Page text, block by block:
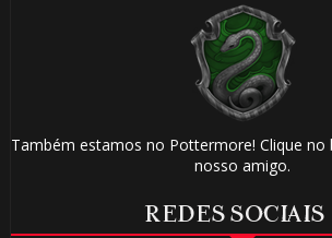
Também estamos no Pottermore! Clique no
nosso amigo.
REDES SOCIAIS